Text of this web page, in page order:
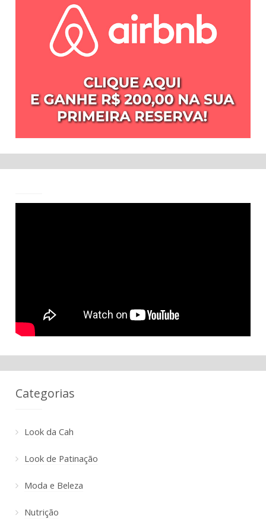
Categorias
Look da Cah
Look de Patinação
Moda e Beleza
Nutrição